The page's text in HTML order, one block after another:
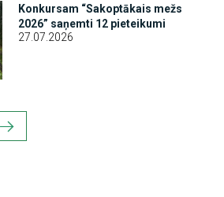
Konkursam “Sakoptākais mežs
2026” saņemti 12 pieteikumi
27.07.2026